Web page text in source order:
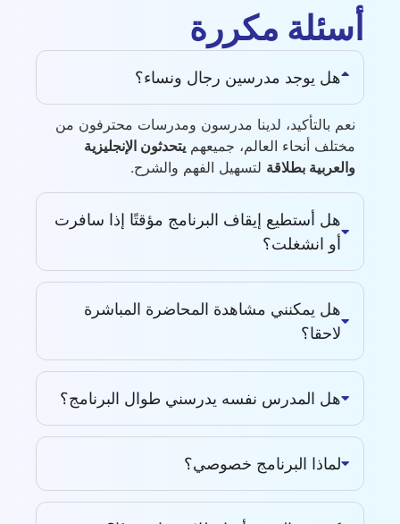
أسئلة مكررة
هل يوجد مدرسين رجال ونساء؟
نعم بالتأكيد، لدينا مدرسون ومدرسات محترفون من
مختلف أنحاء العالم، جميعهم يتحدثون الإنجليزية
والعربية بطلاقة لتسهيل الفهم والشرح.
هل أستطيع إيقاف البرنامج مؤقتًا إذا سافرت
أو انشغلت؟
هل يمكنني مشاهدة المحاضرة المباشرة
لاحقا؟
هل المدرس نفسه يدرسني طوال البرنامج؟
لماذا البرنامج خصوصي؟